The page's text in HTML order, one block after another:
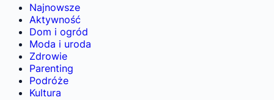
Najnowsze
Aktywność
Dom i ogród
Moda i uroda
Zdrowie
Parenting
Podróże
Kultura